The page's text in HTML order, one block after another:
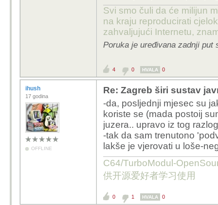
Svi smo čuli da će milijun
na kraju reproducirati
zahvaljujući Internetu,
Poruka je uređivana zadnji put
4 0 HVALA 0
ihush
17 godina
OFFLINE
Re: Zagreb širi sustav
-da, posljednji mjesec su
koriste se (mada postoij
juzera.. upravo iz tog
-tak da sam trenutono
lakše je vjerovati u loše-
C64/TurboModul-
供开源爱好者学习使用
0 1 HVALA 0